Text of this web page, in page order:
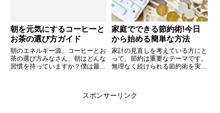
話、...
朝を元気にするコーヒーと
お茶の選び方ガイド
朝のエネルギー源、コーヒーとお
茶の選び方みなさん、朝はどんな
習慣を持っていますか？僕は最
出してくれるのか、正直分からな
家庭でできる節約術!今日
から始める簡単な方法
家計の見直しを考えている方にと
って、節約は重要なテーマです。
無理なく続けられる節約術を実践
で簡単にできる節約術を紹介しま
スポンサーリンク